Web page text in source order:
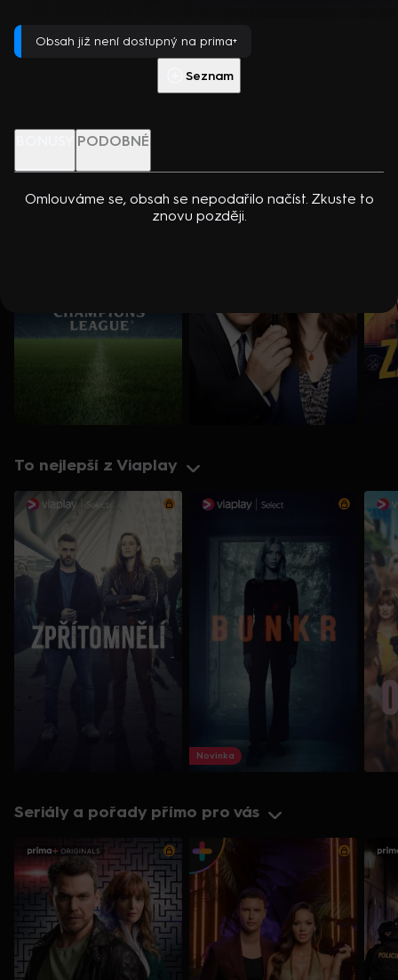
Obsah již není dostupný na prima+
Seznam
PODOBNÉ
Omlouváme se, obsah se nepodařilo načíst. Zkuste to
znovu později.
Kreuková, R. Sutherland, A. Douglas, M. Loweová, S.
Spracklinová a další
Přehrát ukázku
To nejlepší z Viaplay
Novinka
Seriály a pořady přímo pro vás